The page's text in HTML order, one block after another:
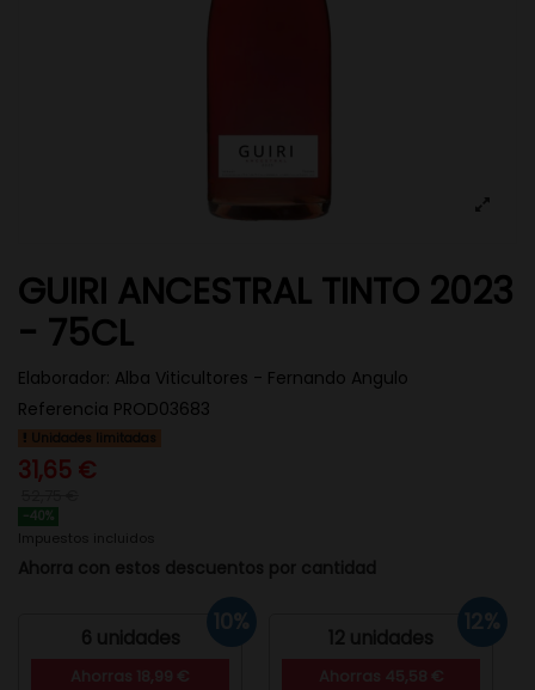
GUIRI ANCESTRAL TINTO 2023
- 75CL
Elaborador: Alba Viticultores - Fernando Angulo
Referencia PROD03683
Unidades limitadas
31,65 €
-40%
Impuestos incluidos
Ahorra con estos descuentos por cantidad
6 unidades
10%
12 unidades
12%